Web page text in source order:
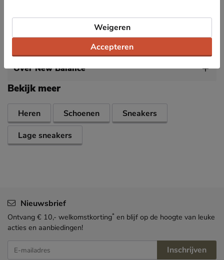
Over New Balance
Bekijk meer
Heren Schoenen
Sneakers
Lage sneakers
Nieuwsbrief
Ontvang € 10,- welkomstkorting* en blijf op de hoogte van leuke
acties en aanbiedingen!
E-mailadres Inschrijven
Accepteren
Weigeren